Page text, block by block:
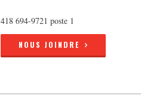
418 694-9721 poste 1
NOUS JOINDRE